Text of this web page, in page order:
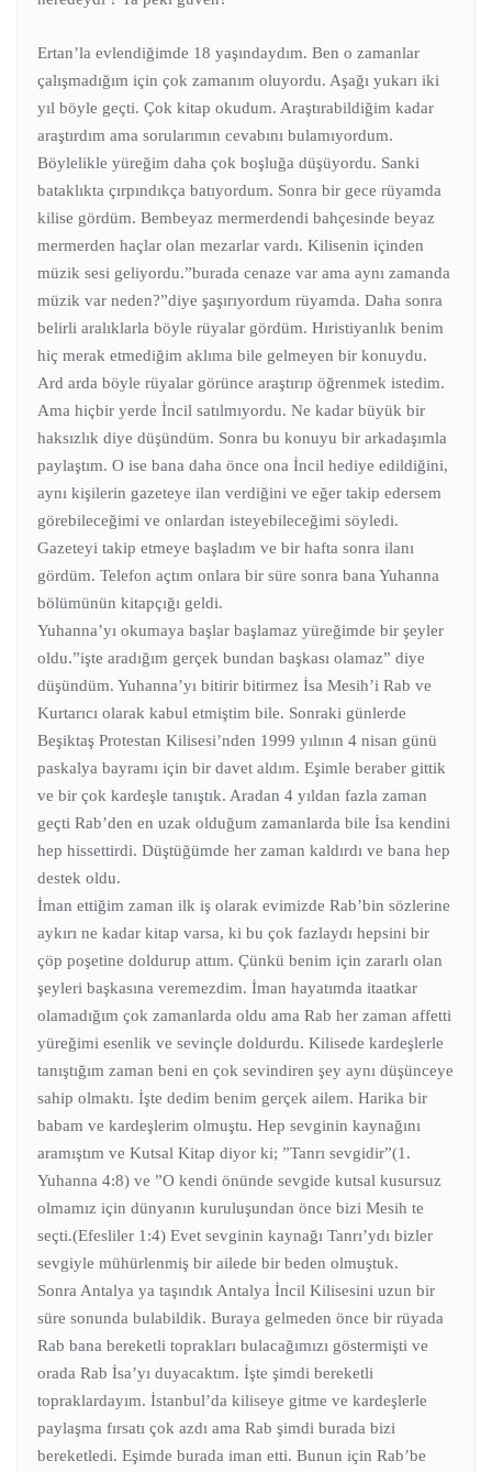
Ertan’la evlendiğimde 18 yaşındaydım. Ben o zamanlar
çalışmadığım için çok zamanım oluyordu. Aşağı yukarı iki
yıl böyle geçti. Çok kitap okudum. Araştırabildiğim kadar
araştırdım ama sorularımın cevabını bulamıyordum.
Böylelikle yüreğim daha çok boşluğa düşüyordu. Sanki
bataklıkta çırpındıkça batıyordum. Sonra bir gece rüyamda
kilise gördüm. Bembeyaz mermerdendi bahçesinde beyaz
mermerden haçlar olan mezarlar vardı. Kilisenin içinden
müzik sesi geliyordu.”burada cenaze var ama aynı zamanda
müzik var neden?”diye şaşırıyordum rüyamda. Daha sonra
belirli aralıklarla böyle rüyalar gördüm. Hıristiyanlık benim
hiç merak etmediğim aklıma bile gelmeyen bir konuydu.
Ard arda böyle rüyalar görünce araştırıp öğrenmek istedim.
Ama hiçbir yerde İncil satılmıyordu. Ne kadar büyük bir
haksızlık diye düşündüm. Sonra bu konuyu bir arkadaşımla
paylaştım. O ise bana daha önce ona İncil hediye edildiğini,
aynı kişilerin gazeteye ilan verdiğini ve eğer takip edersem
görebileceğimi ve onlardan isteyebileceğimi söyledi.
Gazeteyi takip etmeye başladım ve bir hafta sonra ilanı
gördüm. Telefon açtım onlara bir süre sonra bana Yuhanna
bölümünün kitapçığı geldi.
Yuhanna’yı okumaya başlar başlamaz yüreğimde bir şeyler
oldu.”işte aradığım gerçek bundan başkası olamaz” diye
düşündüm. Yuhanna’yı bitirir bitirmez İsa Mesih’i Rab ve
Kurtarıcı olarak kabul etmiştim bile. Sonraki günlerde
Beşiktaş Protestan Kilisesi’nden 1999 yılının 4 nisan günü
paskalya bayramı için bir davet aldım. Eşimle beraber gittik
ve bir çok kardeşle tanıştık. Aradan 4 yıldan fazla zaman
geçti Rab’den en uzak olduğum zamanlarda bile İsa kendini
hep hissettirdi. Düştüğümde her zaman kaldırdı ve bana hep
destek oldu.
İman ettiğim zaman ilk iş olarak evimizde Rab’bin sözlerine
aykırı ne kadar kitap varsa, ki bu çok fazlaydı hepsini bir
çöp poşetine doldurup attım. Çünkü benim için zararlı olan
şeyleri başkasına veremezdim. İman hayatımda itaatkar
olamadığım çok zamanlarda oldu ama Rab her zaman affetti
yüreğimi esenlik ve sevinçle doldurdu. Kilisede kardeşlerle
tanıştığım zaman beni en çok sevindiren şey aynı düşünceye
sahip olmaktı. İşte dedim benim gerçek ailem. Harika bir
babam ve kardeşlerim olmuştu. Hep sevginin kaynağını
aramıştım ve Kutsal Kitap diyor ki; ”Tanrı sevgidir”(1.
Yuhanna 4:8) ve ”O kendi önünde sevgide kutsal kusursuz
olmamız için dünyanın kuruluşundan önce bizi Mesih te
seçti.(Efesliler 1:4) Evet sevginin kaynağı Tanrı’ydı bizler
sevgiyle mühürlenmiş bir ailede bir beden olmuştuk.
Sonra Antalya ya taşındık Antalya İncil Kilisesini uzun bir
süre sonunda bulabildik. Buraya gelmeden önce bir rüyada
Rab bana bereketli toprakları bulacağımızı göstermişti ve
orada Rab İsa’yı duyacaktım. İşte şimdi bereketli
topraklardayım. İstanbul’da kiliseye gitme ve kardeşlerle
paylaşma fırsatı çok azdı ama Rab şimdi burada bizi
bereketledi. Eşimde burada iman etti. Bunun için Rab’be